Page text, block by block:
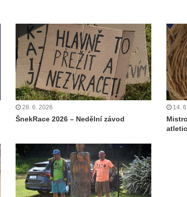
28. 6. 2026
ŠnekRace 2026 – Nedělní závod
14.